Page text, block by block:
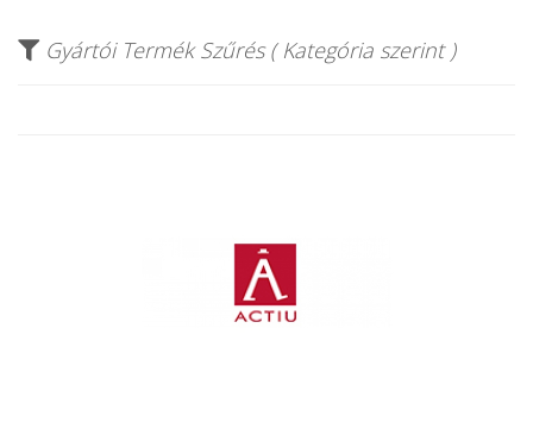
Gyártói Termék Szűrés ( Kategória szerint )